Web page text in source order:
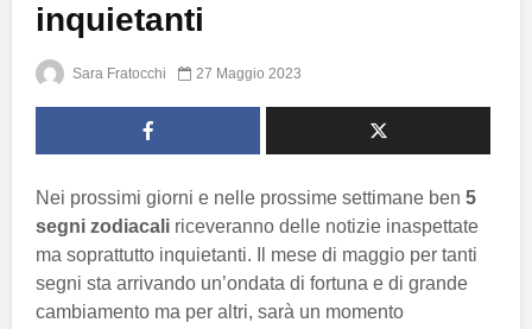
inquietanti
Sara Fratocchi 27 Maggio 2023
Nei prossimi giorni e nelle prossime settimane ben 5
segni zodiacali riceveranno delle notizie inaspettate
ma soprattutto inquietanti. Il mese di maggio per tanti
segni sta arrivando un’ondata di fortuna e di grande
cambiamento ma per altri, sarà un momento